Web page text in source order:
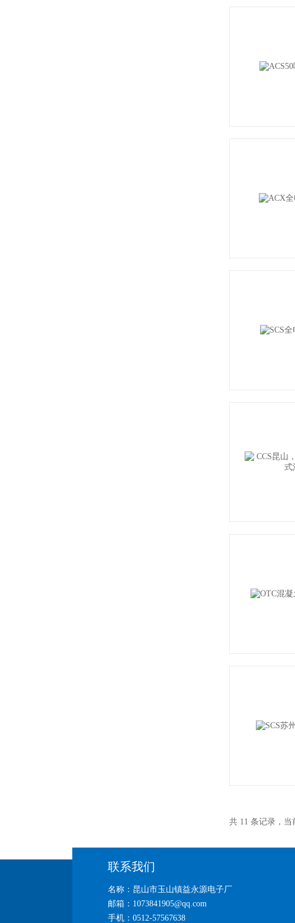
共 11 条记录，
联系我们
名称：昆山市玉山镇益永源电子厂
邮箱：1073841905@qq.com
手机：0512-57567638